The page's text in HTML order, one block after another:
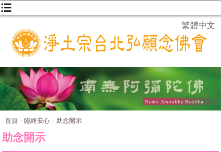
繁體中文
首頁 臨終安心 助念開示
助念開示